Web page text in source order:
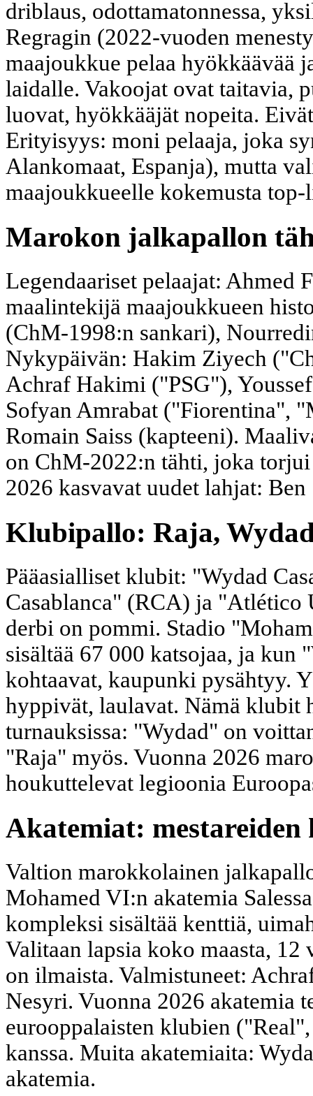
driblaus, odottamatonnessa,
Regragin (2022-vuoden
maajoukkue pelaa hyökkäävää
laidalle. Vakoojat ovat taitavia,
luovat, hyökkääjät nopeita.
Erityisyys: moni pelaaja, joka
Alankomaat, Espanja), mutta
maajoukkueelle kokemusta
Marokon jalkapallon
Legendaariset pelaajat: Ahmed
maalintekijä maajoukkueen
(ChM-1998:n sankari),
Nykypäivän: Hakim Ziyech
Achraf Hakimi ("PSG"),
Sofyan Amrabat ("Fiorentina",
Romain Saiss (kapteeni).
on ChM-2022:n tähti, joka
2026 kasvavat uudet lahjat:
Klubipallo: Raja,
Pääasialliset klubit: "Wydad
Casablanca" (RCA) ja "Atlético
derbi on pommi. Stadio
sisältää 67 000 katsojaa, ja kun
kohtaavat, kaupunki pysähtyy.
hyppivät, laulavat. Nämä klubit
turnauksissa: "Wydad" on
"Raja" myös. Vuonna 2026
houkuttelevat legioonia
Akatemiat:
Valtion marokkolainen
Mohamed VI:n akatemia
kompleksi sisältää kenttiä,
Valitaan lapsia koko maasta,
on ilmaista. Valmistuneet:
Nesyri. Vuonna 2026 akatemia
eurooppalaisten klubien
kanssa. Muita akatemiaita:
akatemia.